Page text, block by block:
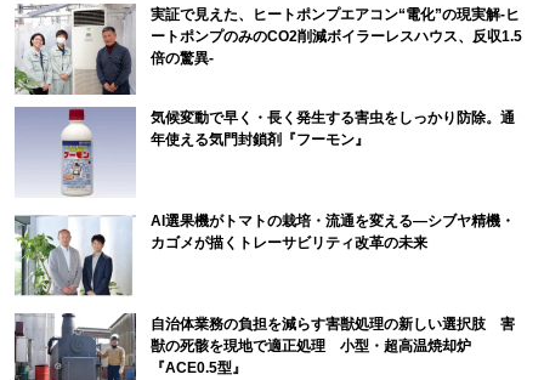
実証で見えた、ヒートポンプエアコン“電化”の現実解-ヒ
ートポンプのみのCO2削減ボイラーレスハウス、反収1.5
倍の驚異-
気候変動で早く・長く発生する害虫をしっかり防除。通
年使える気門封鎖剤『フーモン』
AI選果機がトマトの栽培・流通を変える―シブヤ精機・
カゴメが描くトレーサビリティ改革の未来
自治体業務の負担を減らす害獣処理の新しい選択肢 害
獣の死骸を現地で適正処理 小型・超高温焼却炉
『ACE0.5型』